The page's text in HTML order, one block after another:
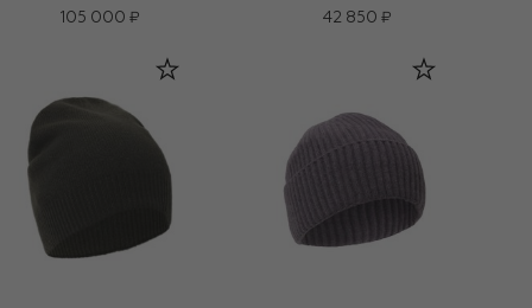
105 000 ₽
42 850 ₽